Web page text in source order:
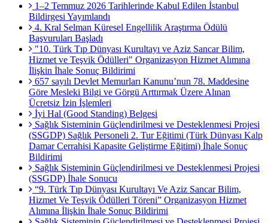
1–2 Temmuz 2026 Tarihlerinde Kabul Edilen İstanbul
Bildirgesi Yayımlandı
4. Kral Selman Küresel Engellilik Araştırma Ödülü
Başvuruları Başladı
"10. Türk Tıp Dünyası Kurultayı ve Aziz Sancar Bilim,
Hizmet ve Teşvik Ödülleri" Organizasyon Hizmet Alımına
İlişkin İhale Sonuç Bildirimi
657 sayılı Devlet Memurları Kanunu’nun 78. Maddesine
Göre Mesleki Bilgi ve Görgü Arttırmak Üzere Alınan
Ücretsiz İzin İşlemleri
İyi Hal (Good Standing) Belgesi
Sağlık Sisteminin Güçlendirilmesi ve Desteklenmesi Projesi
(SSGDP) Sağlık Personeli 2. Tur Eğitimi (Türk Dünyası Kalp
Damar Cerrahisi Kapasite Geliştirme Eğitimi) İhale Sonuç
Bildirimi
Sağlık Sisteminin Güçlendirilmesi ve Desteklenmesi Projesi
(SSGDP) İhale Sonucu
“9. Türk Tıp Dünyası Kurultayı Ve Aziz Sancar Bilim,
Hizmet Ve Teşvik Ödülleri Töreni” Organizasyon Hizmet
Alımına İlişkin İhale Sonuç Bildirimi